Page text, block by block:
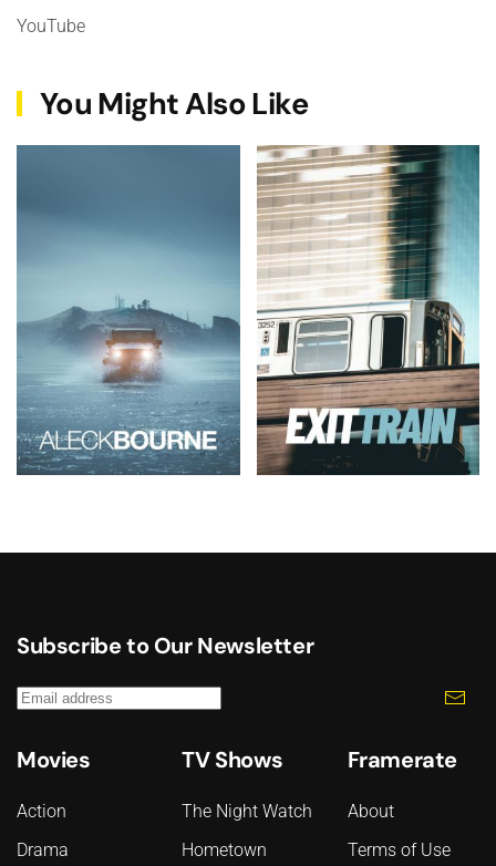
YouTube
You Might Also Like
Subscribe to Our Newsletter
Movies
Action
Drama
TV Shows
The Night Watch
Hometown
Framerate
About
Terms of Use